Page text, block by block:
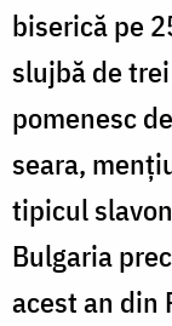
biserică pe
slujbă de
pomenesc
seara,
tipicul
Bulgaria
acest an din